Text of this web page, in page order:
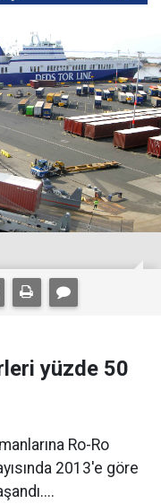
yüzde 50
Ro-Ro
2013'e göre